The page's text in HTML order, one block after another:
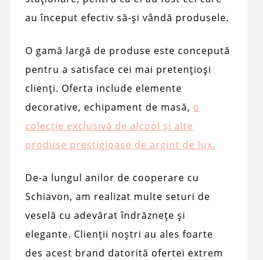
au început efectiv să-și vândă produsele.
O gamă largă de produse este concepută
pentru a satisface cei mai pretențioși
clienți. Oferta include elemente
decorative, echipament de masă, o
colecție exclusivă de alcool și alte
produse prestigioase de argint de lux.
De-a lungul anilor de cooperare cu
Schiavon, am realizat multe seturi de
veselă cu adevărat îndrăznețe și
elegante. Clienții noștri au ales foarte
des acest brand datorită ofertei extrem